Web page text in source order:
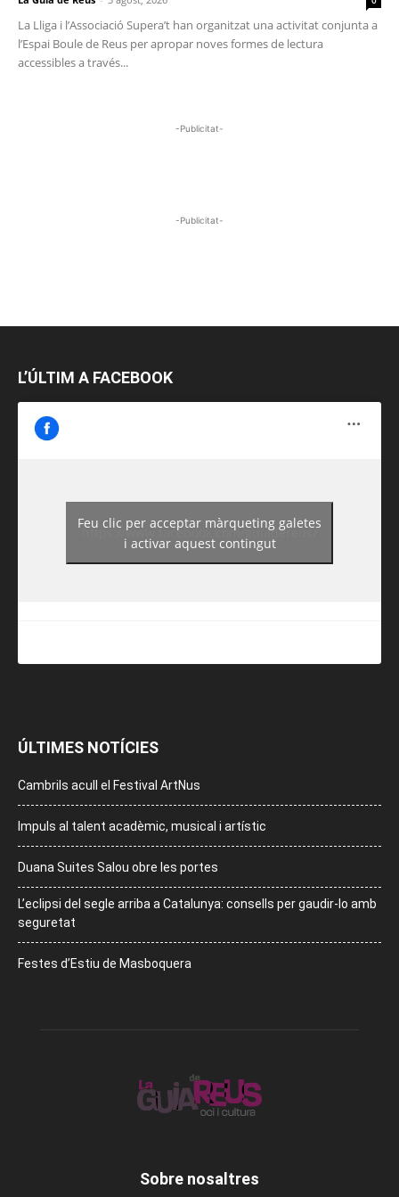
La Lliga i l’Associació Supera’t han organitzat una activitat conjunta a
l’Espai Boule de Reus per apropar noves formes de lectura
accessibles a través...
-Publicitat-
-Publicitat-
L’ÚLTIM A FACEBOOK
https://www.facebook.com/guiadereus/
Feu clic per acceptar màrqueting galetes
i activar aquest contingut
ÚLTIMES NOTÍCIES
Cambrils acull el Festival ArtNus
Impuls al talent acadèmic, musical i artístic
Duana Suites Salou obre les portes
L’eclipsi del segle arriba a Catalunya: consells per gaudir-lo amb
seguretat
Festes d’Estiu de Masboquera
Sobre nosaltres